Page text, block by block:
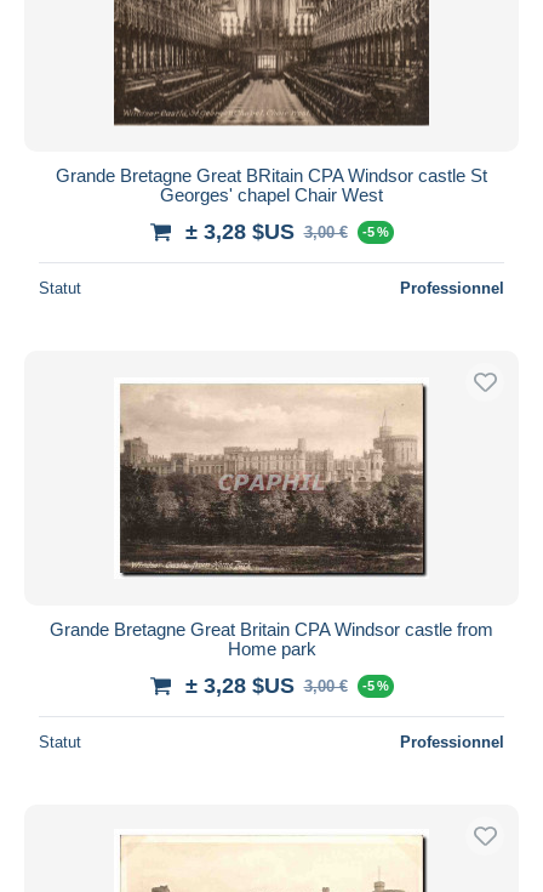
Grande Bretagne Great BRitain CPA Windsor castle St
Georges' chapel Chair West
± 3,28 $US 3,00 € -5 %
Statut Professionnel
Grande Bretagne Great Britain CPA Windsor castle from
Home park
± 3,28 $US 3,00 € -5 %
Statut Professionnel